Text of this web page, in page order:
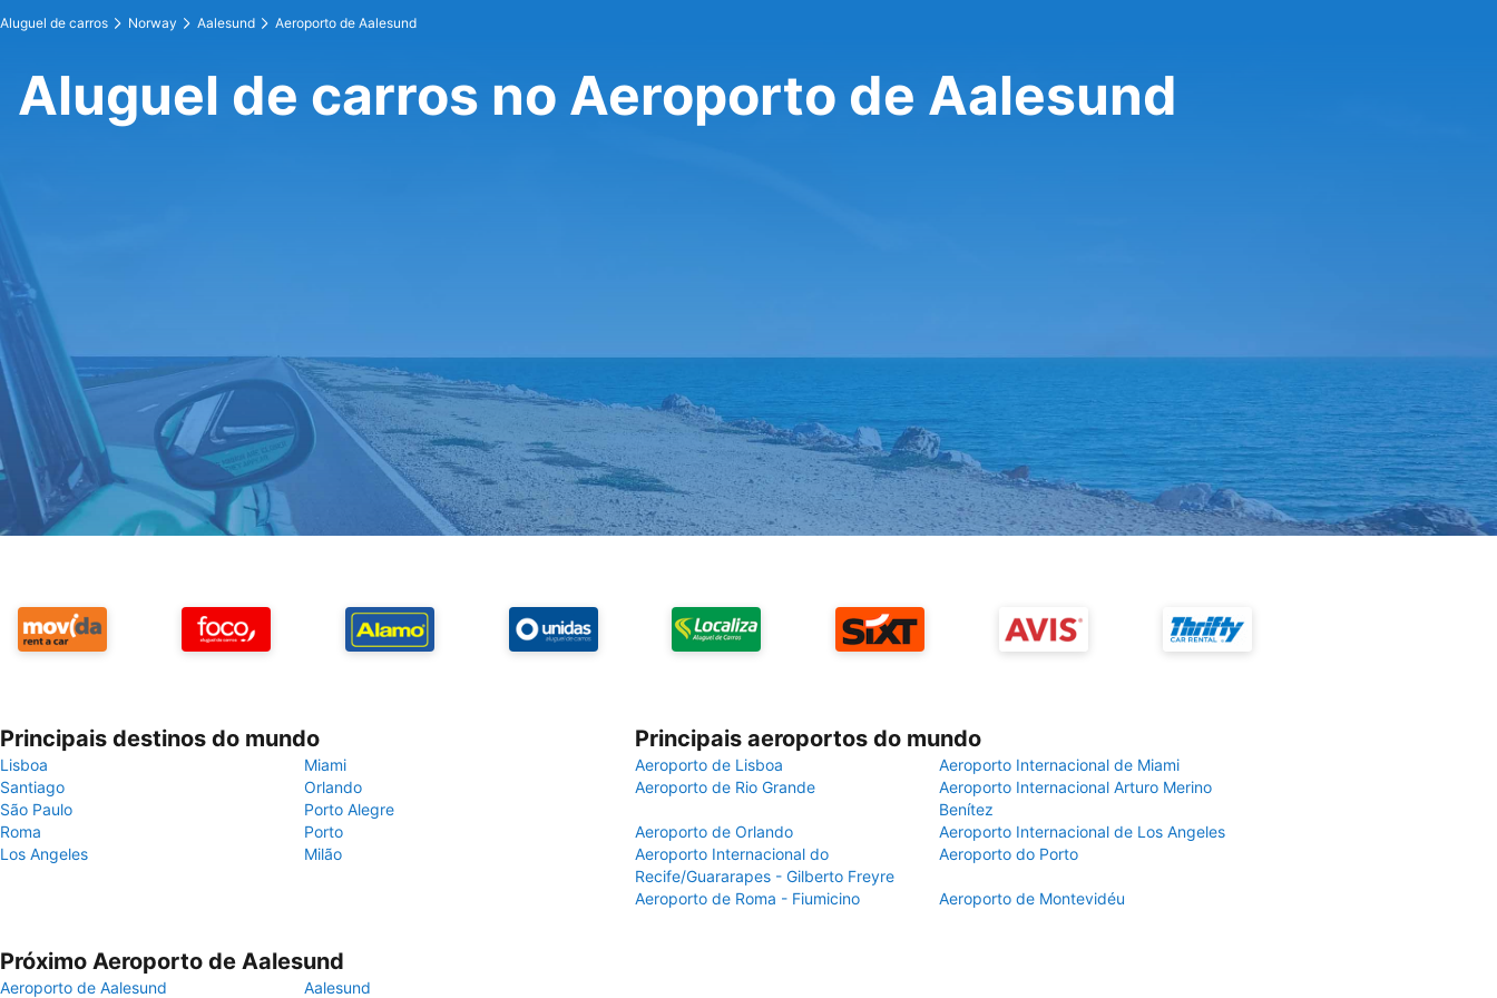
Aluguel de carros Norway Aalesund Aeroporto de Aalesund
Aluguel de carros no Aeroporto de Aalesund
Principais destinos do mundo
Lisboa
Miami
Santiago
Orlando
São Paulo
Porto Alegre
Roma
Porto
Los Angeles
Milão
Principais aeroportos do mundo
Aeroporto de Lisboa
Aeroporto Internacional de Miami
Aeroporto de Rio Grande
Aeroporto Internacional Arturo Merino
Benítez
Aeroporto de Orlando
Aeroporto Internacional de Los Angeles
Aeroporto Internacional do
Recife/Guararapes - Gilberto Freyre
Aeroporto do Porto
Aeroporto de Roma - Fiumicino Aeroporto de Montevidéu
Próximo Aeroporto de Aalesund
Aeroporto de Aalesund Aalesund